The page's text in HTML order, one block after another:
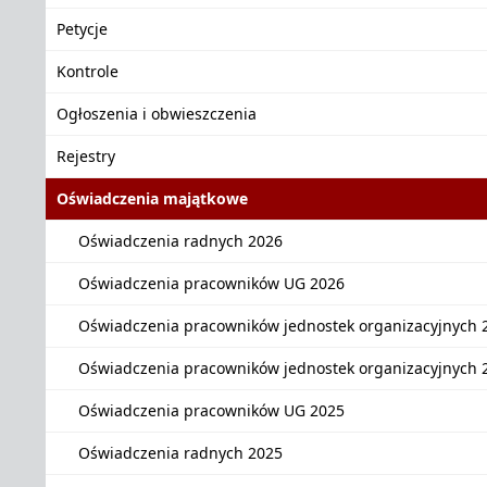
Petycje
Kontrole
Ogłoszenia i obwieszczenia
Rejestry
Oświadczenia majątkowe
Oświadczenia radnych 2026
Oświadczenia pracowników UG 2026
Oświadczenia pracowników jednostek organizacyjnych
Oświadczenia pracowników jednostek organizacyjnych
Oświadczenia pracowników UG 2025
Oświadczenia radnych 2025